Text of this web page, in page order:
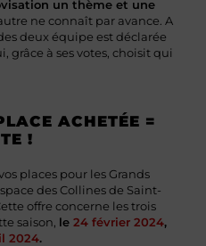
un thème et une
ne connaît par avance. A
deux équipe est déclarée
grâce à ses votes, choisit qui
ACHETÉE =
!
places pour les Grands
des Collines de Saint-
offre concerne les trois
saison, le 24 février 2024,
2024.